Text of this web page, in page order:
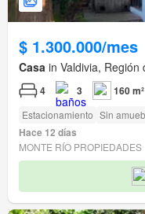
$ 1.300.000/mes
Casa in Valdivia, Región
4 3 160 m²
Estacionamiento Sin
Hace 12 días
MONTE RÍO PROPIEDADES